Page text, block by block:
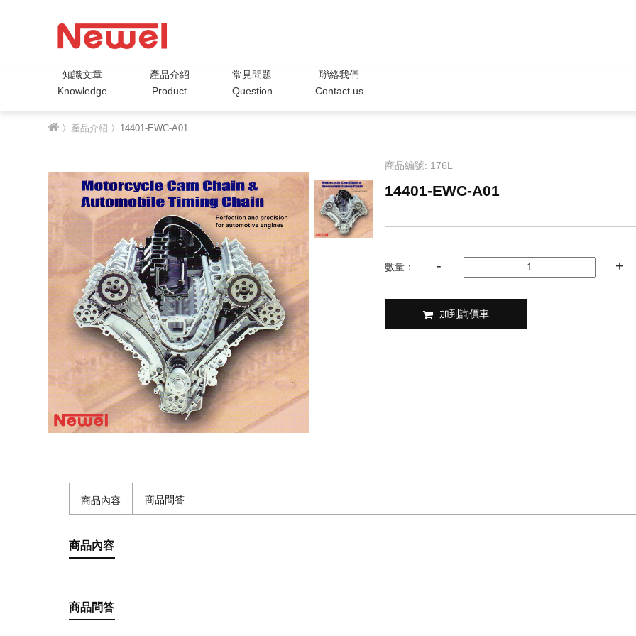
知識文章
Knowledge
產品介紹
Product
常見問題
Question
聯絡我們
Contact us
〉 產品介紹 〉14401-EWC-A01
商品編號: 176L
14401-EWC-A01
數量：
加到詢價車
商品內容 商品問答
商品內容
商品問答